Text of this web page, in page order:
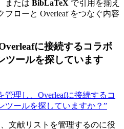
または BibLaTeX で引用を揃え
フローと Overleaf をつなぐ内容
に接続するコラボ
ツールを探しています
管理し、Overleafに接続するコ
ツールを探していますか？”
文献リストを管理するのに役